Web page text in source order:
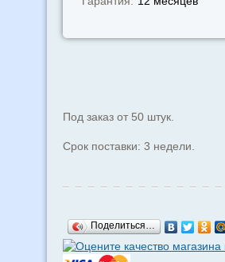
Под заказ от 50 штук.
Срок поставки: 3 недели.
Поделиться…